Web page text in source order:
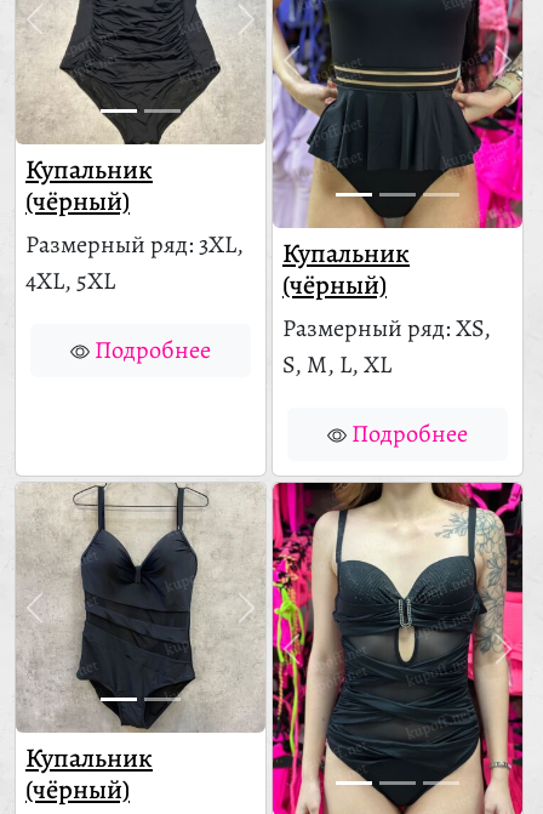
Купальник
(чёрный)
Размерный ряд: 3XL,
4XL, 5XL
Подробнее
Купальник
(чёрный)
Размерный ряд: XS,
S, M, L, XL
Подробнее
Купальник
(чёрный)